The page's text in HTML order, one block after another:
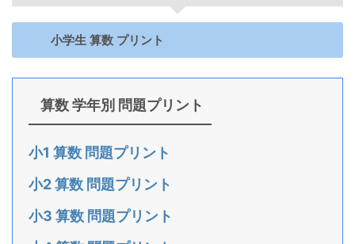
小学生 算数 プリント
算数 学年別 問題プリント
小1 算数 問題プリント
小2 算数 問題プリント
小3 算数 問題プリント